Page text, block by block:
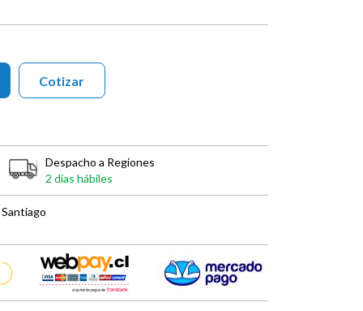
Cotizar
Despacho a Regiones
2 días hábiles